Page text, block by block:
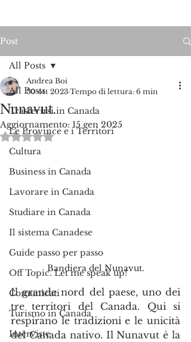
Post
All Posts
Trasferirsi in Canada
Le Province e i Territori
Cultura
Business in Canada
Lavorare in Canada
Studiare in Canada
Il sistema Canadese
Guide passo per passo
Off Topic. Let me speak up!
Comunicati
Turismo in Canada
Interviste
All Posts
Nunavut.
Andrea Boi
30 ott 2023 Tempo di lettura: 6 min
Aggiornamento: 15 gen 2025
Valutazione NaN stelle su 5.
Bandiera del Nunavut.
Il grande nord del paese, uno dei
tre territori del Canada. Qui si
respirano le tradizioni e le unicità
del Canada nativo. Il Nunavut è la